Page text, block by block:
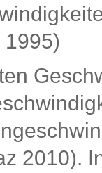
1995)
2010).